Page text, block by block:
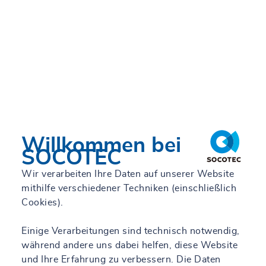
Willkommen bei
SOCOTEC
Wir verarbeiten Ihre Daten auf unserer Website
mithilfe verschiedener Techniken (einschließlich
Cookies).
Einige Verarbeitungen sind technisch notwendig,
während andere uns dabei helfen, diese Website
und Ihre Erfahrung zu verbessern. Die Daten